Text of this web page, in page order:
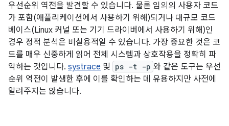
우선순위 역전을 발견할 수 있습니다. 물론 임의의 사용자 코드
가 포함(애플리케이션에서 사용하기 위해)되거나 대규모 코드
베이스(Linux 커널 또는 기기 드라이버에서 사용하기 위해)인
경우 정적 분석은 비실용적일 수 있습니다. 가장 중요한 것은 코
드를 매우 신중하게 읽어 전체 시스템과 상호작용을 정확히 파
악하는 것입니다. systrace 및 ps -t -p 와 같은 도구는 우선
순위 역전이 발생한 후에 이를 확인하는 데 유용하지만 사전에
알려주지는 않습니다.